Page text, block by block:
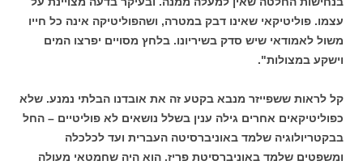
עצמו. פוליטיקאי שאינו דבק במטרה, ושהפוליטיקה אינה כל חייו
משול לאמודאי שיש סדק בשיריונו. בלחץ מסויים יפרצו המים
וישקע במצולות".
קל לראות ששפייזר מנבא בקטע זה את אובדנו הבלתי נמנע. שלא
כפוליטיקאים אחרים גילה ענין בשלל נושאים לא פוליטיים – החל
בבקטריולוגיה שלמד באוניברסיטה העברית ועד לכלכלה
ומשפטים שלמד באוניברסיטת פריז. הוא היה שחמטאי מעולה